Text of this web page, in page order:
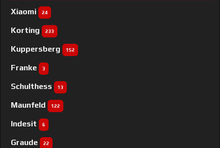
Xiaomi 24
Korting 233
Kuppersberg 152
Franke 3
Schulthess 13
Maunfeld 122
Indesit 6
Graude 22